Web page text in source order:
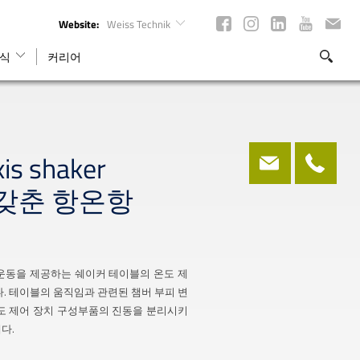
Website: Weiss Technik
커리어
shaker
춘 항온항
을 제공하는 쉐이커 테이블의 온도 제
테이블의 움직임과 관련된 챔버 부피 변
제어 장치 구성부품의 진동을 분리시키
.